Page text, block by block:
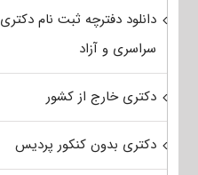
دانلود دفترچه ثبت نام دکتری
سراسری و آزاد
دکتری خارج از کشور
دکتری بدون کنکور پردیس